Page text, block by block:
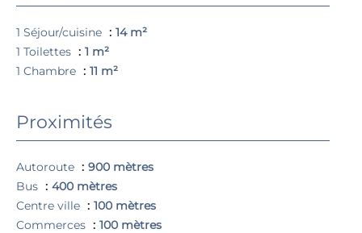
1 Séjour/cuisine
14 m²
1 Toilettes
1 m²
1 Chambre
11 m²
Proximités
Autoroute
900 mètres
Bus
400 mètres
Centre ville
100 mètres
Commerces
100 mètres